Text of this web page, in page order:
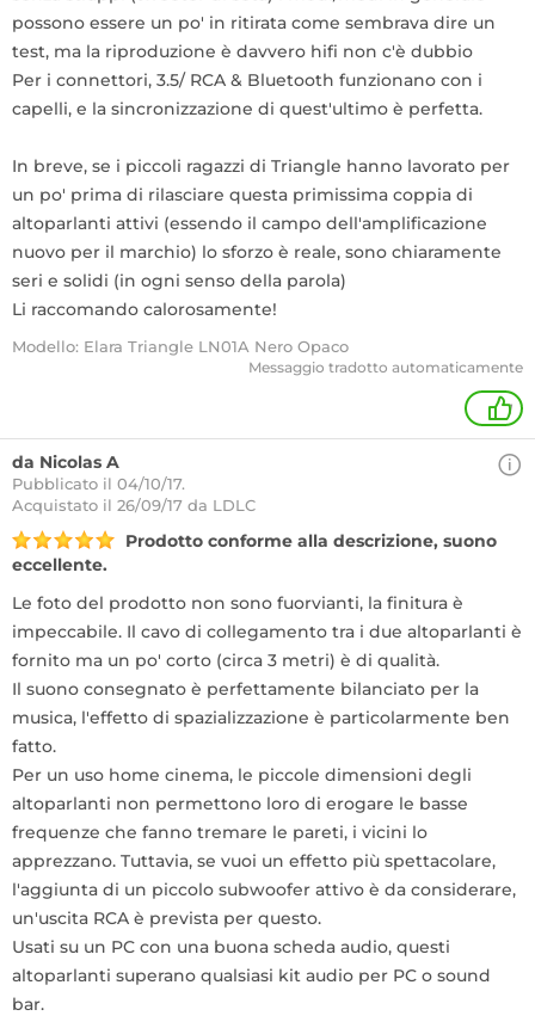
possono essere un po' in ritirata come sembrava dire un
test, ma la riproduzione è davvero hifi non c'è dubbio
Per i connettori, 3.5/ RCA & Bluetooth funzionano con i
capelli, e la sincronizzazione di quest'ultimo è perfetta.
In breve, se i piccoli ragazzi di Triangle hanno lavorato per
un po' prima di rilasciare questa primissima coppia di
altoparlanti attivi (essendo il campo dell'amplificazione
nuovo per il marchio) lo sforzo è reale, sono chiaramente
seri e solidi (in ogni senso della parola)
Li raccomando calorosamente!
Modello: Elara Triangle LN01A Nero Opaco
Messaggio tradotto automaticamente
1
da Nicolas A
Pubblicato il 04/10/17.
Acquistato il 26/09/17 da LDLC
Prodotto conforme alla descrizione, suono
eccellente.
Le foto del prodotto non sono fuorvianti, la finitura è
impeccabile. Il cavo di collegamento tra i due altoparlanti è
fornito ma un po' corto (circa 3 metri) è di qualità.
Il suono consegnato è perfettamente bilanciato per la
musica, l'effetto di spazializzazione è particolarmente ben
fatto.
Per un uso home cinema, le piccole dimensioni degli
altoparlanti non permettono loro di erogare le basse
frequenze che fanno tremare le pareti, i vicini lo
apprezzano. Tuttavia, se vuoi un effetto più spettacolare,
l'aggiunta di un piccolo subwoofer attivo è da considerare,
un'uscita RCA è prevista per questo.
Usati su un PC con una buona scheda audio, questi
altoparlanti superano qualsiasi kit audio per PC o sound
bar.